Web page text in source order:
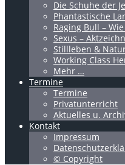
Die Schuhe der
Phantastische
Raging Bull –
Sexus –
Stillleben &
Working Class
Mehr …
Termine
Termine
Privatunterricht
Aktuelles u.
Kontakt
Impressum
© Copyright